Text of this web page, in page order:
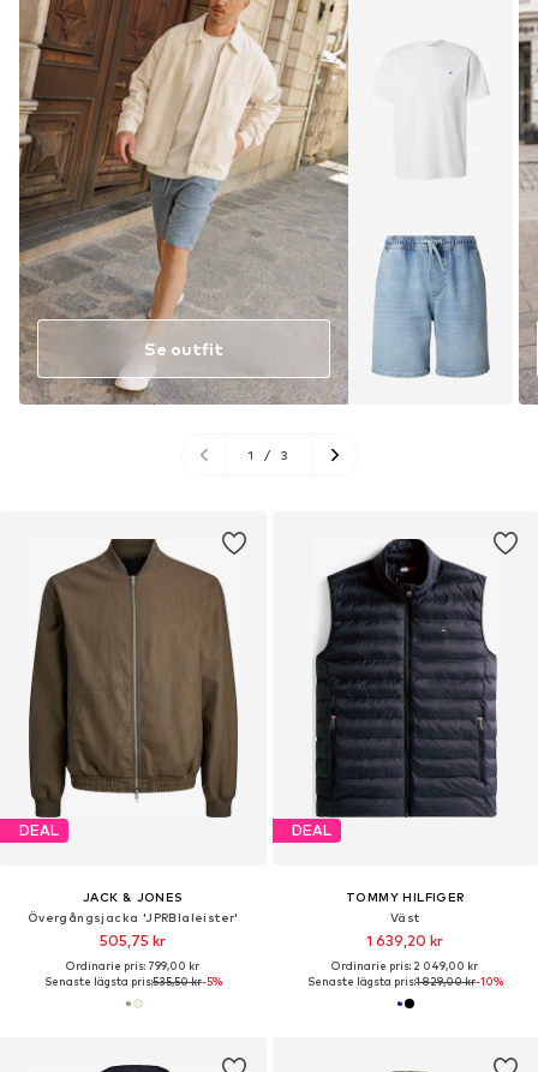
DEAL
JACK & JONES
Övergångsjacka 'JPRBlaleister'
505,75 kr
Ordinarie pris: 799,00 kr
Senaste lägsta pris:535,50 kr-5%
DEAL
TOMMY HILFIGER
Väst
1 639,20 kr
Ordinarie pris: 2 049,00 kr
Senaste lägsta pris:1 829,00 kr-10%
Se outfit
1 / 3